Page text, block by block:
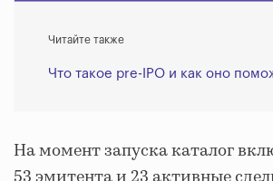
Читайте также
Что такое pre-IPO и как оно
На момент запуска каталог